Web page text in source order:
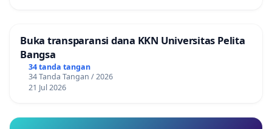
Buka transparansi dana KKN Universitas Pelita
Bangsa
34 tanda tangan
34 Tanda Tangan / 2026
21 Jul 2026